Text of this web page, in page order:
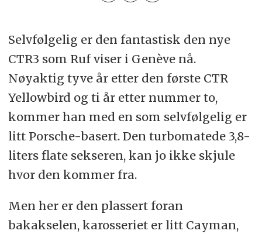
Selvfølgelig er den fantastisk den nye
CTR3 som Ruf viser i Genève nå.
Nøyaktig tyve år etter den første CTR
Yellowbird og ti år etter nummer to,
kommer han med en som selvfølgelig er
litt Porsche-basert. Den turbomatede 3,8-
liters flate sekseren, kan jo ikke skjule
hvor den kommer fra.
Men her er den plassert foran
bakakselen, karosseriet er litt Cayman,